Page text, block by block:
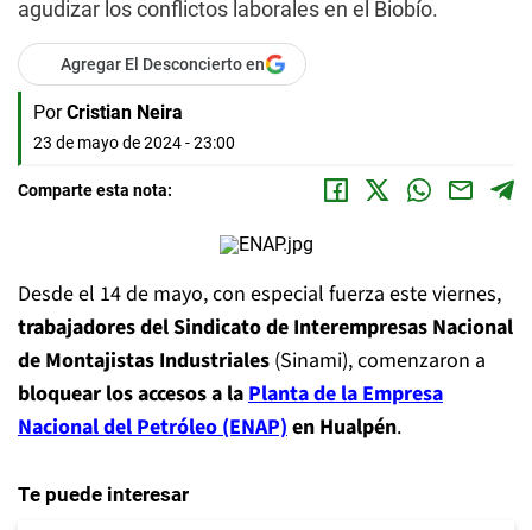
agudizar los conflictos laborales en el Biobío.
Agregar El Desconcierto en
Por Cristian Neira
23 de mayo de 2024 - 23:00
Comparte esta nota:
Desde el 14 de mayo, con especial fuerza este viernes,
trabajadores del Sindicato de Interempresas Nacional
de Montajistas Industriales (Sinami), comenzaron a
bloquear los accesos a laPlanta de la Empresa
Nacional del Petróleo (ENAP)en Hualpén.
Te puede interesar